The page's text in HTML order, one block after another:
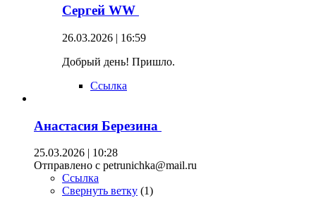
Сергей WW
26.03.2026 | 16:59
Добрый день! Пришло.
Ссылка
Анастасия Березина
25.03.2026 | 10:28
Отправлено с petrunichka@mail.ru
Ссылка
Свернуть ветку (1)